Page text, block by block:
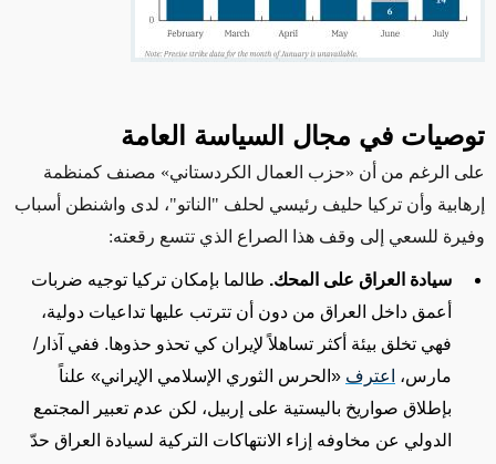
توصيات في مجال السياسة العامة
على الرغم من أن «حزب العمال الكردستاني» مصنف كمنظمة
إرهابية وأن تركيا حليف رئيسي لحلف "الناتو"، لدى واشنطن أسباب
وفيرة للسعي إلى وقف هذا الصراع الذي تتسع رقعته:
سيادة العراق على المحك. طالما بإمكان تركيا توجيه ضربات
أعمق داخل العراق من دون أن تترتب عليها تداعيات دولية،
فهي تخلق بيئة أكثر تساهلاً لإيران كي تحذو حذوها. ففي آذار/
مارس،
اعترف « الحرس الثوري الإسلامي الإيراني» علناً
بإطلاق صواريخ باليستية على إربيل، لكن عدم تعبير المجتمع
الدولي عن مخاوفه إزاء الانتهاكات التركية لسيادة العراق حدّ